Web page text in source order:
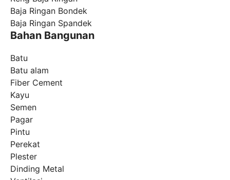
Baja Ringan Bondek
Baja Ringan Spandek
Bahan Bangunan
Batu
Batu alam
Fiber Cement
Kayu
Semen
Pagar
Pintu
Perekat
Plester
Dinding Metal